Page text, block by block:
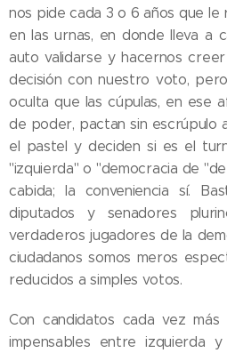
nos pide cada 3 o 6 años que
en las urnas, en donde lleva a
auto validarse y hacernos
decisión con nuestro voto,
oculta que las cúpulas, en ese
de poder, pactan sin escrúpulo
el pastel y deciden si es el
"izquierda" o "democracia de
cabida; la conveniencia sí.
diputados y senadores
verdaderos jugadores de la
ciudadanos somos meros
reducidos a simples votos.
Con candidatos cada vez más
impensables entre izquierda y